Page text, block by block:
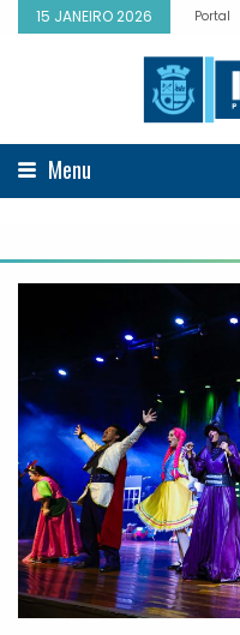
15 JANEIRO 2026 Portal
Menu